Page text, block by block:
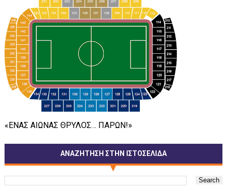
«ΕΝΑΣ ΑΙΩΝΑΣ ΘΡΥΛΟΣ… ΠΑΡΩΝ!»
ΑΝΑΖΗΤΗΣΗ ΣΤΗΝ ΙΣΤΟΣΕΛΙΔΑ